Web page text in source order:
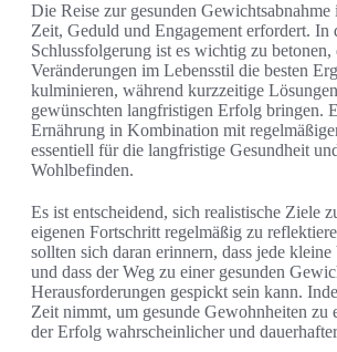
Die Reise zur gesunden Gewichtsabnahme
Zeit, Geduld und Engagement erfordert. In
Schlussfolgerung ist es wichtig zu betonen,
Veränderungen im Lebensstil die besten
kulminieren, während kurzzeitige
gewünschten langfristigen Erfolg bringen.
Ernährung in Kombination mit
essentiell für die langfristige Gesundheit
Wohlbefinden.
Es ist entscheidend, sich realistische Ziele
eigenen Fortschritt regelmäßig zu
sollten sich daran erinnern, dass jede
und dass der Weg zu einer gesunden
Herausforderungen gespickt sein kann.
Zeit nimmt, um gesunde Gewohnheiten
der Erfolg wahrscheinlicher und